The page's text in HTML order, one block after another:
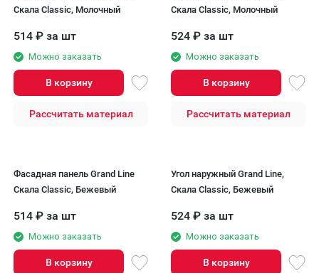
Скала Classic, Молочный
514 ₽ за шт
Можно заказать
В корзину
Рассчитать материал
Скала Classic, Молочный
524 ₽ за шт
Можно заказать
В корзину
Рассчитать материал
Фасадная панель Grand Line
Скала Classic, Бежевый
514 ₽ за шт
Можно заказать
В корзину
Угол наружный Grand Line,
Скала Classic, Бежевый
524 ₽ за шт
Можно заказать
В корзину